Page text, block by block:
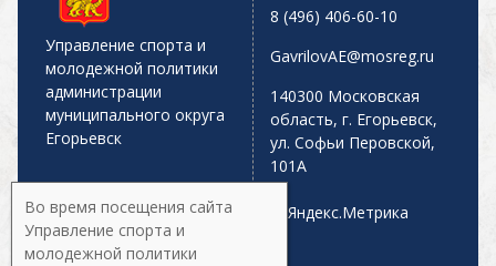
Управление спорта и
молодежной политики
администрации
муниципального округа
Егорьевск
8 (496) 406-60-10
GavrilovAE@mosreg.ru
140300 Московская
область, г. Егорьевск,
ул. Софьи Перовской,
101А
Во время посещения сайта
Управление спорта и
молодежной политики